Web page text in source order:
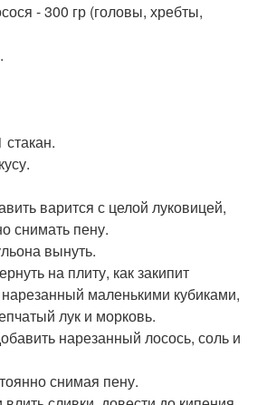
- 300 гр (головы, хребты,
варится с целой луковицей,
снимать пену.
вынуть.
на плиту, как закипит
маленькими кубиками,
лук и морковь.
нарезанный лосось, соль и
снимая пену.